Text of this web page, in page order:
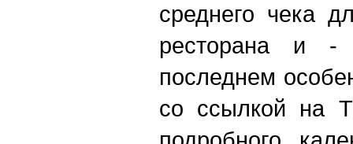
среднего чека
ресторана и -
последнем
со ссылкой на